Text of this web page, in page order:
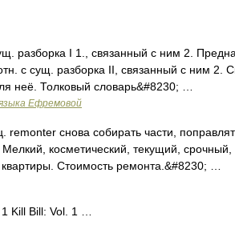
разборка I 1., связанный с ним 2.
с сущ. разборка II, связанный с ним 2.
неё. Толковый словарь&#8230; …
Ефремовой
снова собирать части,
косметический, текущий, срочный,
Стоимость ремонта.&#8230; …
Kill Bill: Vol. 1 …